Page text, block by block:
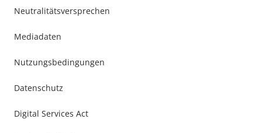
Neutralitätsversprechen
Mediadaten
Nutzungsbedingungen
Datenschutz
Digital Services Act